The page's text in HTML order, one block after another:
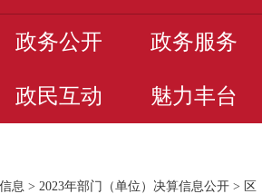
政务公开 政务服务
政民互动 魅力丰台
息 > 2023年部门（单位）决算信息公开 > 区